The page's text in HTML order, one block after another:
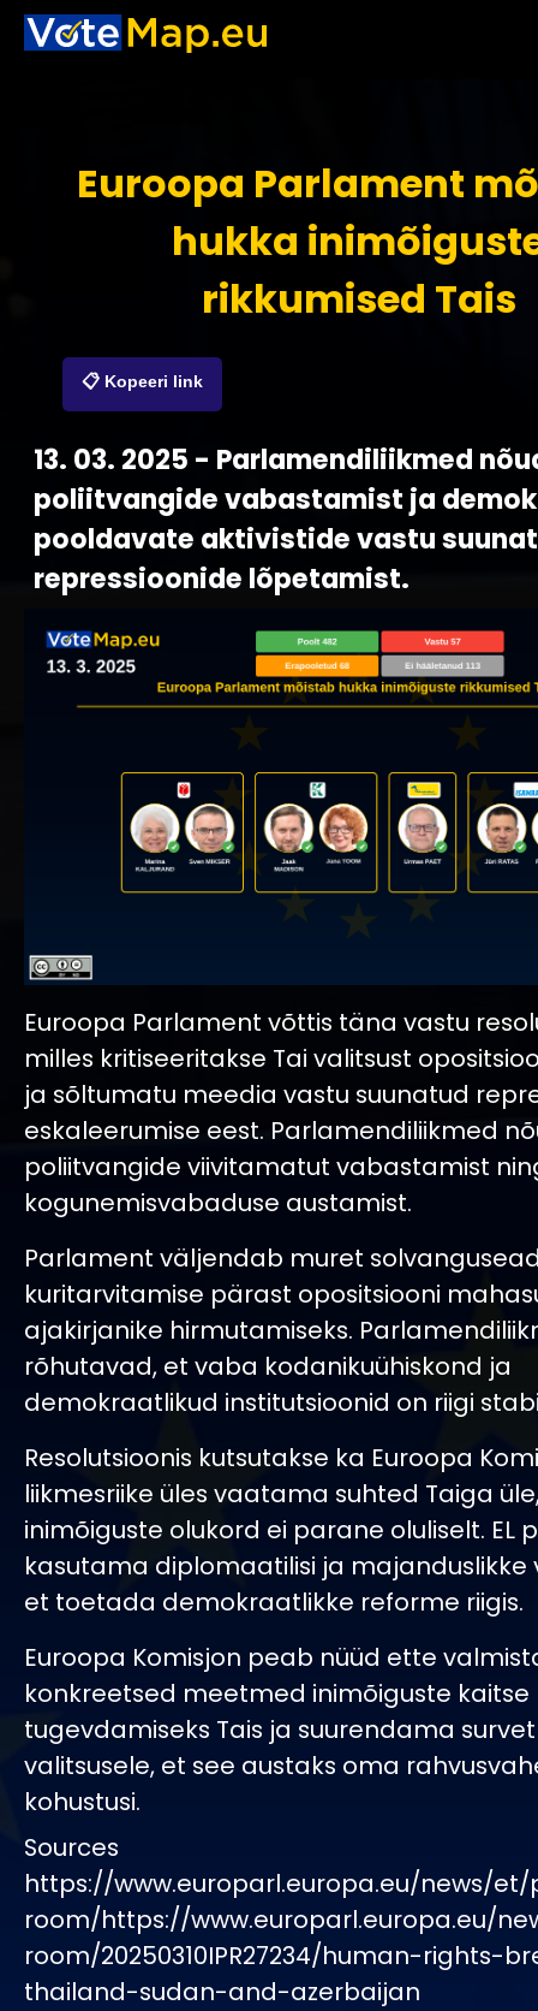
Euroopa Parlament
hukka
rikkumised Tais
📋 Kopeeri link
13. 03. 2025 - Parlamendiliikmed
poliitvangide vabastamist ja
pooldavate aktivistide vastu
repressioonide lõpetamist.
Euroopa Parlament võttis täna vastu
milles kritiseeritakse Tai valitsust
ja sõltumatu meedia vastu suunatud
eskaleerumise eest. Parlamendiliikmed
poliitvangide viivitamatut vabastamist
kogunemisvabaduse austamist.
Parlament väljendab muret
kuritarvitamise pärast opositsiooni
ajakirjanike hirmutamiseks.
rõhutavad, et vaba kodanikuühiskond ja
demokraatlikud institutsioonid on riigi
Resolutsioonis kutsutakse ka Euroopa
liikmesriike üles vaatama suhted Taiga
inimõiguste olukord ei parane oluliselt. EL
kasutama diplomaatilisi ja majanduslikke
et toetada demokraatlikke reforme riigis.
Euroopa Komisjon peab nüüd ette
konkreetsed meetmed inimõiguste kaitse
tugevdamiseks Tais ja suurendama
valitsusele, et see austaks oma
kohustusi.
Sources
https://www.europarl.europa.eu/news/
room/https://www.europarl.europa.eu/
room/20250310IPR27234/human-rights-
thailand-sudan-and-azerbaijan